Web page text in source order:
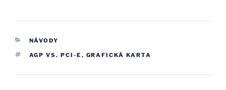
RUBRIKY
NÁVODY
ŠTÍTKY
AGP VS. PCI-E , GRAFICKÁ KARTA